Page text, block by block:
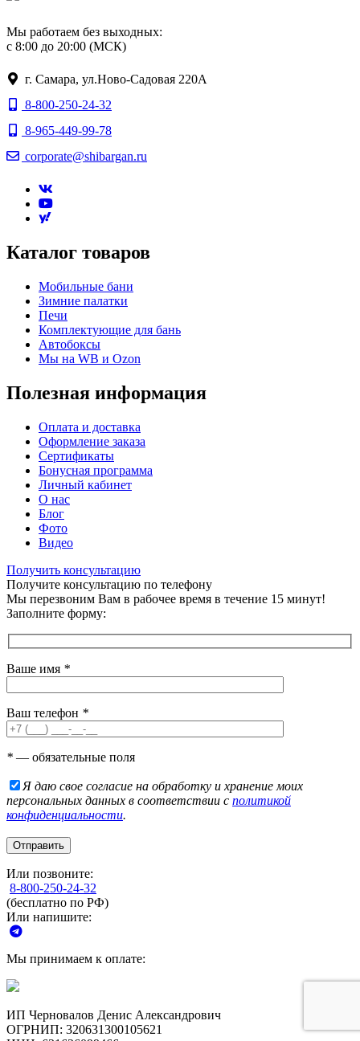
Мы работаем без выходных:
с 8:00 до 20:00 (МСК)
г. Самара, ул.Ново-Садовая 220А
8-800-250-24-32
8-965-449-99-78
corporate@shibargan.ru
Каталог товаров
Мобильные бани
Зимние палатки
Печи
Комплектующие для бань
Автобоксы
Мы на WB и Ozon
Полезная информация
Оплата и доставка
Оформление заказа
Сертификаты
Бонусная программа
Личный кабинет
О нас
Блог
Фото
Видео
Получить консультацию
Получите консультацию по телефону
Мы перезвоним Вам в рабочее время в течение 15 минут!
Заполните форму:
Ваше имя *
Ваш телефон *
* — обязательные поля
Я даю свое согласие на обработку и хранение моих
персональных данных в соответствии с политикой
конфиденциальности.
Или позвоните:
8-800-250-24-32
(бесплатно по РФ)
Или напишите:
Мы принимаем к оплате:
ИП Черновалов Денис Александрович
ОГРНИП: 320631300105621